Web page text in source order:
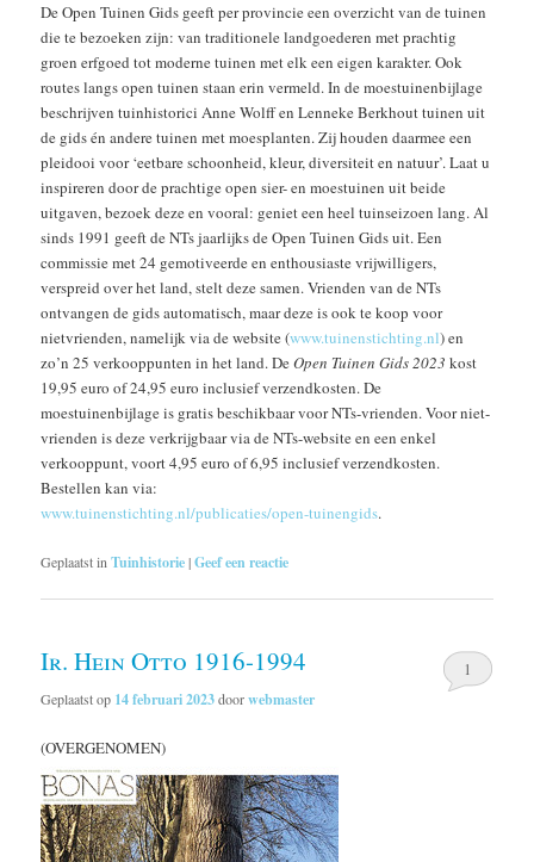
De Open Tuinen Gids geeft per provincie een overzicht van de tuinen
die te bezoeken zijn: van traditionele landgoederen met prachtig
groen erfgoed tot moderne tuinen met elk een eigen karakter. Ook
routes langs open tuinen staan erin vermeld. In de moestuinenbijlage
beschrijven tuinhistorici Anne Wolff en Lenneke Berkhout tuinen uit
de gids én andere tuinen met moesplanten. Zij houden daarmee een
pleidooi voor ‘eetbare schoonheid, kleur, diversiteit en natuur’. Laat u
inspireren door de prachtige open sier- en moestuinen uit beide
uitgaven, bezoek deze en vooral: geniet een heel tuinseizoen lang. Al
sinds 1991 geeft de NTs jaarlijks de Open Tuinen Gids uit. Een
commissie met 24 gemotiveerde en enthousiaste vrijwilligers,
verspreid over het land, stelt deze samen. Vrienden van de NTs
ontvangen de gids automatisch, maar deze is ook te koop voor
nietvrienden, namelijk via de website (www.tuinenstichting.nl) en
zo’n 25 verkooppunten in het land. DeOpen Tuinen Gids 2023 kost
19,95 euro of 24,95 euro inclusief verzendkosten. De
moestuinenbijlage is gratis beschikbaar voor NTs-vrienden. Voor niet-
vrienden is deze verkrijgbaar via de NTs-website en een enkel
verkooppunt, voort 4,95 euro of 6,95 inclusief verzendkosten.
Bestellen kan via:
www.tuinenstichting.nl/publicaties/open-tuinengids.
Geplaatst in Tuinhistorie|Geef een reactie
Ir. Hein Otto 1916-1994
Geplaatst op 14 februari 2023doorwebmaster
1
(OVERGENOMEN)